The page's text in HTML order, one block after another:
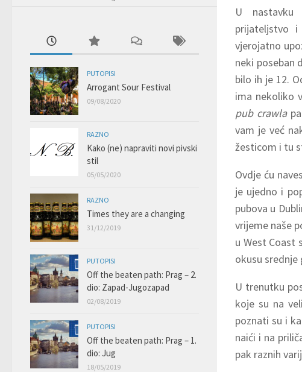
U nastavku
prijateljstvo i
vjerojatno
neki poseban
bilo ih je 12.
ima nekoliko
pub crawlapa
vam je već
žesticom i tu
Ovdje ću
je ujedno i
pubova u
vrijeme naše
u West Coast
okusu
U trenutku
koje su na
poznati su i
naići i na
pak raznih
PUTOPISI
Arrogant Sour Festival
09/08/2020
RAZNO
Kako (ne) napraviti novi pivski
stil
05/05/2020
RAZNO
Times they are a changing
31/12/2019
PUTOPISI
Off the beaten path: Prag – 2.
dio: Zapad-Jugozapad
02/08/2019
PUTOPISI
Off the beaten path: Prag – 1.
dio: Jug
18/05/2019